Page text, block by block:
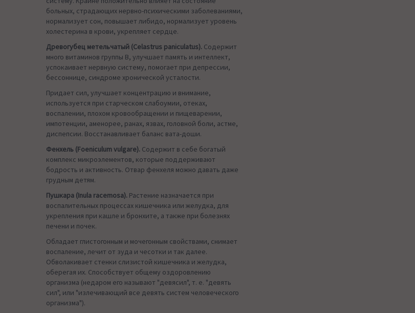
больных, страдающих нервно-психическими заболеваниями,
нормализует сон, повышает либидо, нормализует уровень
холестерина в крови, укрепляет сердце.
Древогубец метельчатый (Celastrus paniculatus). Содержит
много витаминов группы B, улучшает память и интеллект,
успокаивает нервную систему, помогает при депрессии,
бессоннице, синдроме хронической усталости.
Придает сил, улучшает концентрацию и внимание,
используется при старческом слабоумии, отеках,
воспалении, плохом кровообращении и пищеварении,
импотенции, аменорее, ранах, язвах, головной боли, астме,
диспепсии. Восстанавливает баланс вата-доши.
Фенхель (Foeniculum vulgare). Содержит в себе богатый
комплекс микроэлементов, которые поддерживают
бодрость и активность. Отвар фенхеля можно давать даже
грудным детям.
Пушкара (Inula racemosa). Растение назначается при
воспалительных процессах кишечника или желудка, для
укрепления при кашле и бронхите, а также при болезнях
печени и почек.
Обладает глистогонным и мочегонным свойствами, снимает
воспаление, лечит от зуда и чесотки и так далее.
Обволакивает стенки слизистой кишечника и желудка,
оберегая их. Способствует общему оздоровлению
организма (недаром его называют "девясил", т. е. "девять
сил", или "излечивающий все девять систем человеческого
организма").